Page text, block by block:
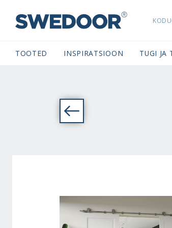
SWEDOORESTONIA
TOOTED INSPIRATSIOON TUGI JA